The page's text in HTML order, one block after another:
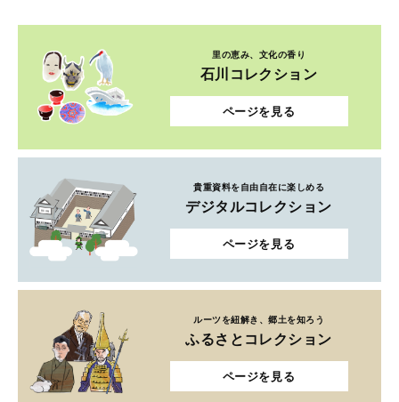
里の恵み、文化の香り
石川コレクション
ページを見る
貴重資料を自由自在に楽しめる
デジタルコレクション
ページを見る
ルーツを紐解き、郷土を知ろう
ふるさとコレクション
ページを見る